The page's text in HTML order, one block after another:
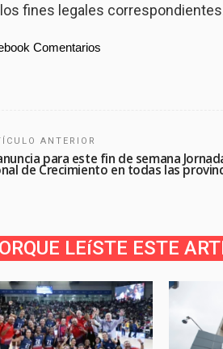
fines legales
Comentarios
ANTERIOR
para este fin de semana
de Crecimiento en todas las
LEíSTE ESTE